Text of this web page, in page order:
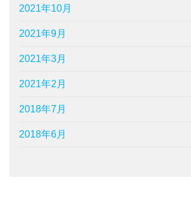
2021年10月
2021年9月
2021年3月
2021年2月
2018年7月
2018年6月